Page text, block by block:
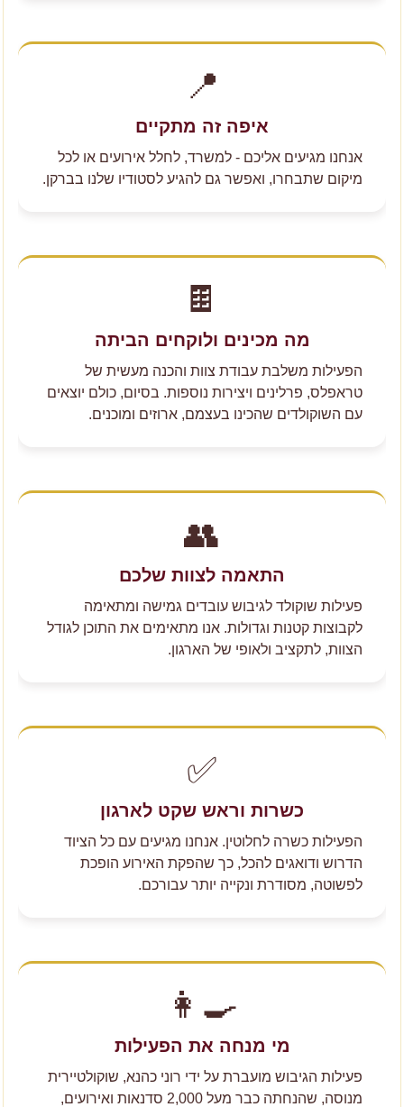
📍
איפה זה מתקיים
אנחנו מגיעים אליכם - למשרד, לחלל אירועים או לכל
מיקום שתבחרו, ואפשר גם להגיע לסטודיו שלנו בברקן.
🍫
מה מכינים ולוקחים הביתה
הפעילות משלבת עבודת צוות והכנה מעשית של
טראפלס, פרלינים ויצירות נוספות. בסיום, כולם יוצאים
עם השוקולדים שהכינו בעצמם, ארוזים ומוכנים.
👥
התאמה לצוות שלכם
פעילות שוקולד לגיבוש עובדים גמישה ומתאימה
לקבוצות קטנות וגדולות. אנו מתאימים את התוכן לגודל
הצוות, לתקציב ולאופי של הארגון.
✅
כשרות וראש שקט לארגון
הפעילות כשרה לחלוטין. אנחנו מגיעים עם כל הציוד
הדרוש ודואגים להכל, כך שהפקת האירוע הופכת
לפשוטה, מסודרת ונקייה יותר עבורכם.
👩‍🍳
מי מנחה את הפעילות
פעילות הגיבוש מועברת על ידי רוני כהנא, שוקולטיירית
מנוסה, שהנחתה כבר מעל 2,000 סדנאות ואירועים,